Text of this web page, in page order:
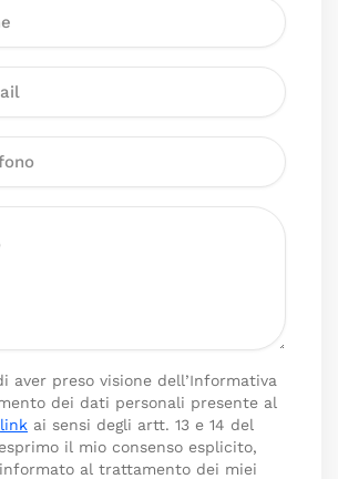
aver preso visione dell’Informativa
dei dati personali presente al
link ai sensi degli artt. 13 e 14 del
il mio consenso esplicito,
al trattamento dei miei